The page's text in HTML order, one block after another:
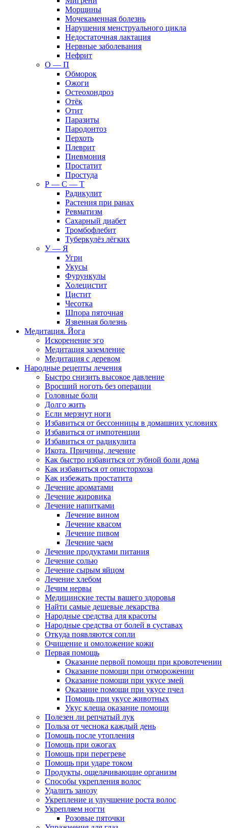
Морщины
Мочекаменная болезнь
Нарушения менструального цикла
Недостаточная лактация
Нервные заболевания
Нефрит
О — П
Обморок
Ожоги
Остеохондроз
Отёк
Отит
Паразиты
Пародонтоз
Перхоть
Плеврит
Пневмония
Простатит
Простуда
Р — С — Т
Радикулит
Растения при ранах
Ревматизм
Сахарный диабет
Тромбофлебит
Туберкулёз лёгких
У — Я
Угри
Укусы
Фурункулы
Холецистит
Цистит
Чесотка
Шпора пяточная
Язвенная болезнь
Медитация. Йога
Искоренение эго
Медитация заземление
Медитация с деревом
Народные рецепты лечения
Быстро снизить высокое давление
Вросший ноготь без операции
Головные боли
Долго жить
Если мерзнут ноги
Избавиться от бессонницы в домашних условиях
Избавиться от импотенции
Избавиться от радикулита
Икота. Причины, лечение
Как быстро избавиться от зубной боли дома
Как избавиться от описторхоза
Как избежать простатита
Лечение ароматами
Лечение жировика
Лечение напитками
Лечение вином
Лечение квасом
Лечение пивом
Лечение чаем
Лечение продуктами питания
Лечение солью
Лечение сырым яйцом
Лечение хлебом
Лечим нервы
Медицинские тесты вашего здоровья
Найти самые дешевые лекарства
Народные средства для красоты
Народные средства от болей в суставах
Откуда появляются сопли
Очищение и омоложение кожи
Первая помощь
Оказание первой помощи при кровотечении
Оказание помощи при отморожении
Оказание помощи при укусе змей
Оказание помощи при укусе пчел
Помощь при укусе животных
Укус клеща оказание помощи
Полезен ли репчатый лук
Польза от чеснока каждый день
Помощь после утопления
Помощь при ожогах
Помощь при перегреве
Помощь при ударе током
Продукты, ощелачивающие организм
Способы укрепления волос
Удалить занозу
Укрепление и улучшение роста волос
Укрепляем ногти
Розовые пяточки